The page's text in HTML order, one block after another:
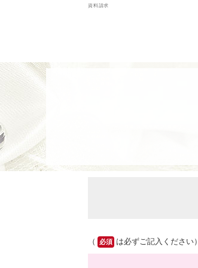
資料請求
（ 必須 は必ずご記入ください）